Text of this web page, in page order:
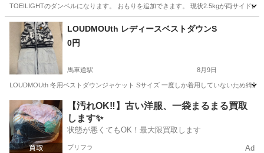
TOEILIGHTのダンベルになります。 おもりを追加できます。 現状2.5kgが両サイドに
神奈川 横浜市 その他 ダンベル
LOUDMOUth レディースベストダウンS
0円
馬車道駅 8月9日
LOUDMOUth 冬用ベストダウンジャケット Sサイズ 一度しか着用していないため綺麗
神奈川 横浜市 馬車道駅 ゴルフ
【汚れOK‼️】古い洋服、一袋まるまる買取
します✨
状態が悪くてもOK！最大限買取します
プリフラ Ad